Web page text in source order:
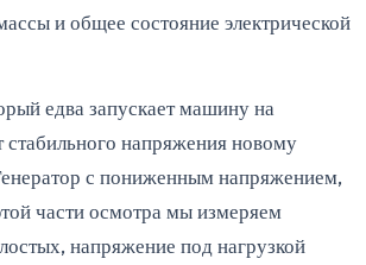
и общее состояние электрической
едва запускает машину на
стабильного напряжения новому
с пониженным напряжением,
части осмотра мы измеряем
напряжение под нагрузкой